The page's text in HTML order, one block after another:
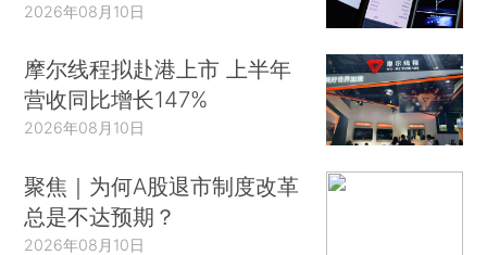
2026年08月10日
摩尔线程拟赴港上市 上半年
营收同比增长147%
2026年08月10日
聚焦｜为何A股退市制度改革
总是不达预期？
2026年08月10日